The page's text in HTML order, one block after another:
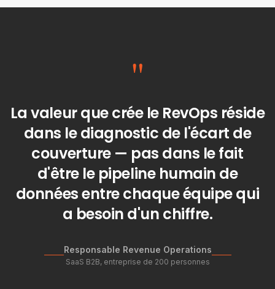
"
La valeur que crée le RevOps réside
dans le diagnostic de l'écart de
couverture — pas dans le fait
d'être le pipeline humain de
données entre chaque équipe qui
a besoin d'un chiffre.
Responsable Revenue Operations
SaaS B2B, entreprise de 200 personnes